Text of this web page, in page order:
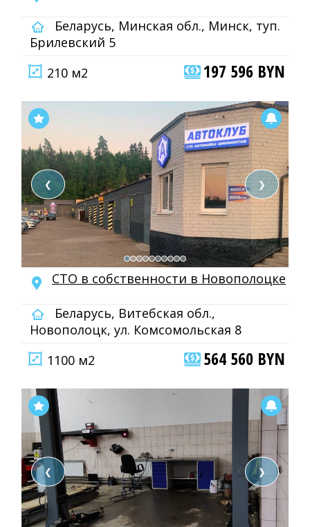
Беларусь, Минская обл., Минск, туп.
Брилевский 5
210 м2
197 596 BYN
❮ ❯
СТО в собственности в Новополоцке
Беларусь, Витебская обл.,
Новополоцк, ул. Комсомольская 8
1100 м2
564 560 BYN
❮ ❯